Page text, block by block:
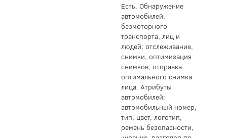
Есть. Обнаружение
автомобилей,
безмоторного
транспорта, лиц и
людей; отслеживание,
снимки, оптимизация
снимков, отправка
оптимального снимка
лица. Атрибуты
автомобилей:
автомобильный номер,
тип, цвет, логотип,
ремень безопасности,